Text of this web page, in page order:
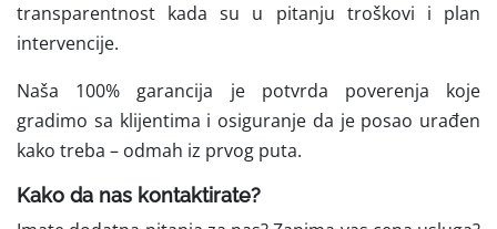
transparentnost kada su u pitanju troškovi i plan
intervencije.
Naša 100% garancija je potvrda poverenja koje
gradimo sa klijentima i osiguranje da je posao urađen
kako treba – odmah iz prvog puta.
Kako da nas kontaktirate?